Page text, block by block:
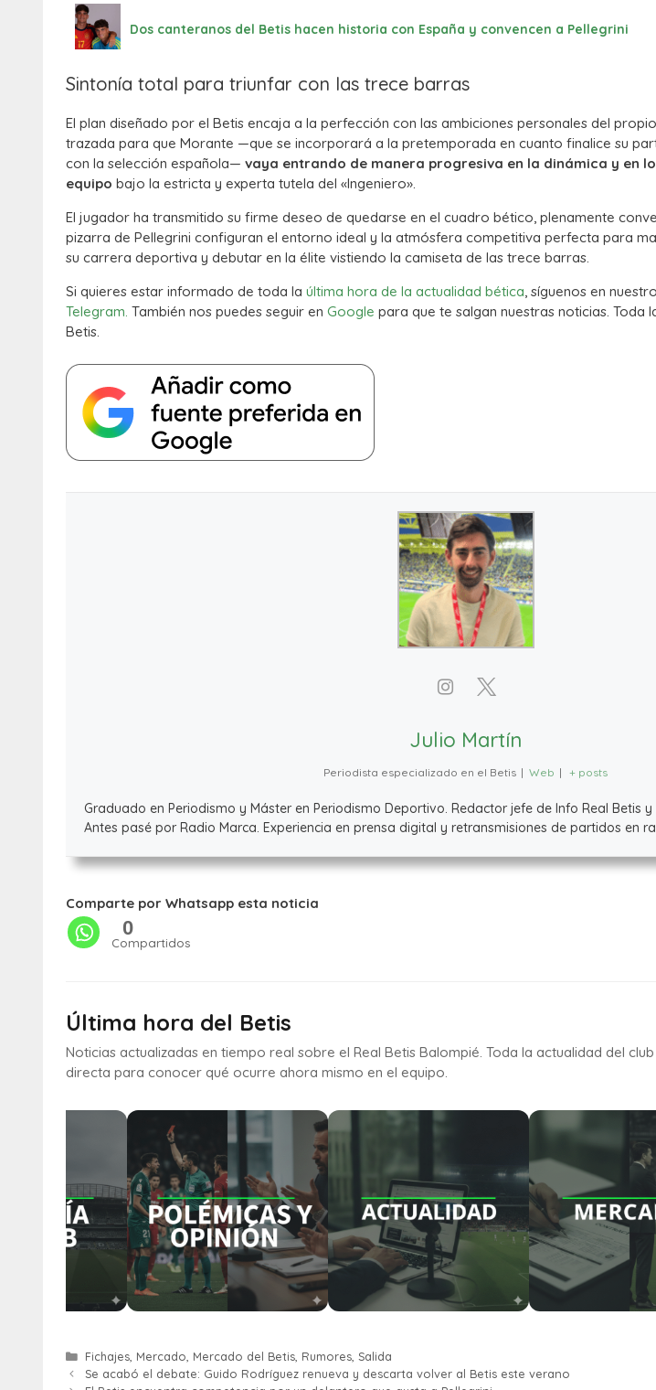
Dos canteranos del Betis hacen historia con España y convencen a Pellegrini
Sintonía total para triunfar con las trece barras
El plan diseñado por el Betis encaja a la perfección con las ambiciones personales del
trazada para que Morante —que se incorporará a la pretemporada en cuanto finalice su
con la selección española— vaya entrando de manera progresiva en la dinámica y en
equipo bajo la estricta y experta tutela del «Ingeniero».
El jugador ha transmitido su firme deseo de quedarse en el cuadro bético, plenamente
pizarra de Pellegrini configuran el entorno ideal y la atmósfera competitiva perfecta para
su carrera deportiva y debutar en la élite vistiendo la camiseta de las trece barras.
Si quieres estar informado de toda la última hora de la actualidad bética, síguenos en
Telegram. También nos puedes seguir en Google para que te salgan nuestras noticias. Toda
Betis.
Julio Martín
Periodista especializado en el Betis | Web | + posts
Graduado en Periodismo y Máster en Periodismo Deportivo. Redactor jefe de Info Real Betis
Antes pasé por Radio Marca. Experiencia en prensa digital y retransmisiones de partidos en
Comparte por Whatsapp esta noticia
0
Compartidos
Última hora del Betis
Noticias actualizadas en tiempo real sobre el Real Betis Balompié. Toda la actualidad del
directa para conocer qué ocurre ahora mismo en el equipo.
Fichajes, Mercado, Mercado del Betis, Rumores, Salida
Se acabó el debate: Guido Rodríguez renueva y descarta volver al Betis este verano